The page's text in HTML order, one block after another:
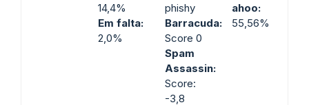
14,4%
Em falta:
2,0%
phishy
Barracuda:
Score 0
Spam
Assassin:
Score:
-3,8
ahoo:
55,56%